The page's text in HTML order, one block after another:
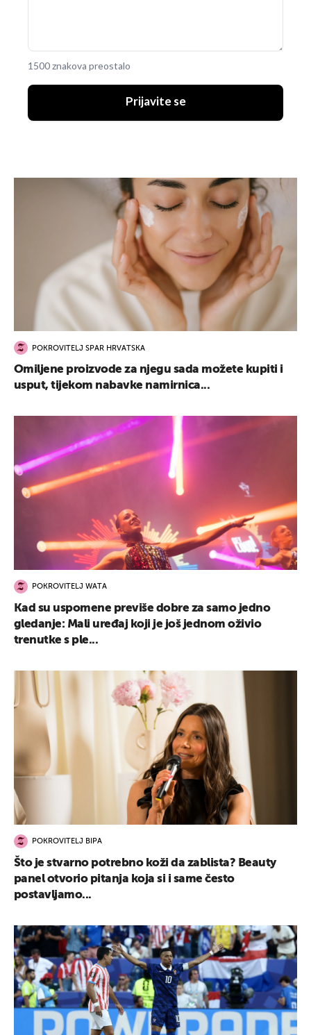
1500 znakova preostalo
Prijavite se
POKROVITELJ SPAR HRVATSKA
Omiljene proizvode za njegu sada možete kupiti i
usput, tijekom nabavke namirnica...
POKROVITELJ WATA
Kad su uspomene previše dobre za samo jedno
gledanje: Mali uređaj koji je još jednom oživio
trenutke s ple...
POKROVITELJ BIPA
Što je stvarno potrebno koži da zablista? Beauty
panel otvorio pitanja koja si i same često
postavljamo...